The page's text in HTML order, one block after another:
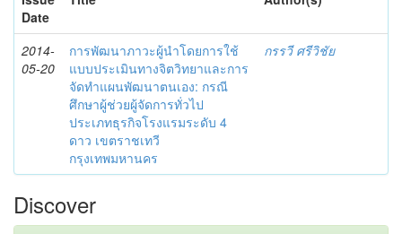
Date
2014-
05-20
การพัฒนาภาวะผู้นำโดยการใช้
แบบประเมินทางจิตวิทยาและการ
จัดทำแผนพัฒนาตนเอง: กรณี
ศึกษาผู้ช่วยผู้จัดการทั่วไป
ประเภทธุรกิจโรงแรมระดับ 4
ดาว เขตราชเทวี
กรุงเทพมหานคร
กรรวี ศรีวิชัย
Discover